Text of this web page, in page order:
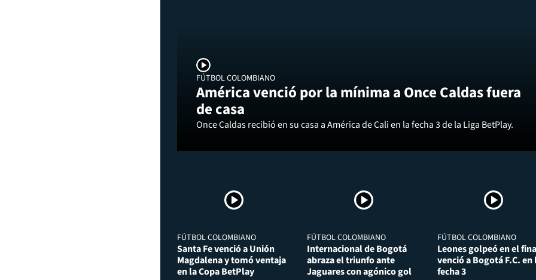
FÚTBOL COLOMBIANO
América venció por la mínima a Once Caldas fuera
de casa
Once Caldas recibió en su casa a América de Cali en la fecha 3 de la Liga BetPlay.
FÚTBOL COLOMBIANO
Santa Fe venció a Unión
Magdalena y tomó ventaja
en la Copa BetPlay
FÚTBOL COLOMBIANO
Internacional de Bogotá
abraza el triunfo ante
Jaguares con agónico gol
FÚTBOL COLOMBIANO
Leones golpeó en el
venció a Bogotá F.C. en
fecha 3